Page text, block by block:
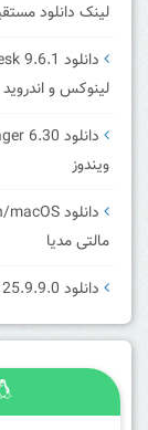
لینک دانلود
لینوکس و اندروید
ویندوز
مالتی مدیا
دانلود Daum PotPlayer 25.9.9.0 ویدئوپلیر پات پلیر